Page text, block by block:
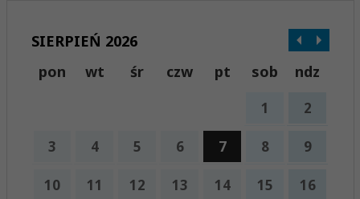
SIERPIEŃ 2026
pon
wt śr czw pt sob ndz
1 2
3 4 5 6 7 8 9
10 11 12 13 14 15 16